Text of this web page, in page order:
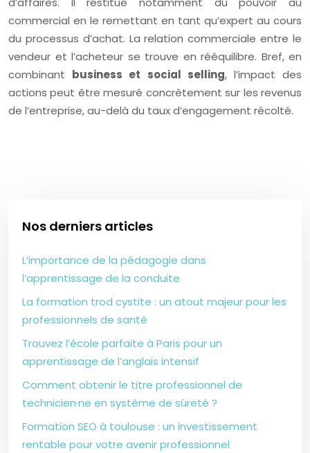
commercial en le remettant en tant qu’expert au cours
du processus d’achat. La relation commerciale entre le
vendeur et l’acheteur se trouve en rééquilibre. Bref, en
combinant business et social selling, l’impact des
actions peut être mesuré concrètement sur les revenus
de l’entreprise, au-delà du taux d’engagement récolté.
Nos derniers articles
L’importance de la pédagogie dans
l’apprentissage de la conduite
La formation trod cystite : un atout majeur pour les
professionnels de santé
Trouvez l’école parfaite à Paris pour un
apprentissage de l’anglais intensif
Comment obtenir le titre professionnel de
technicien·ne en système de sûreté ?
Formation SEO à toulouse : un investissement
rentable pour votre avenir professionnel